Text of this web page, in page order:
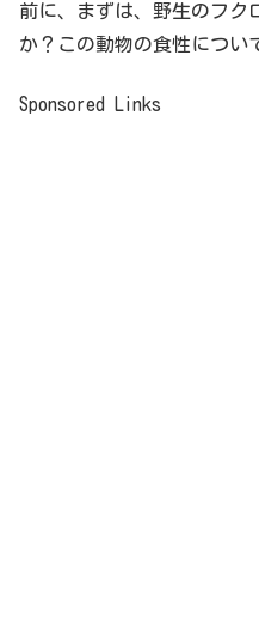
前に、まずは、野生のフク
か？この動物の食性につい
Sponsored Links